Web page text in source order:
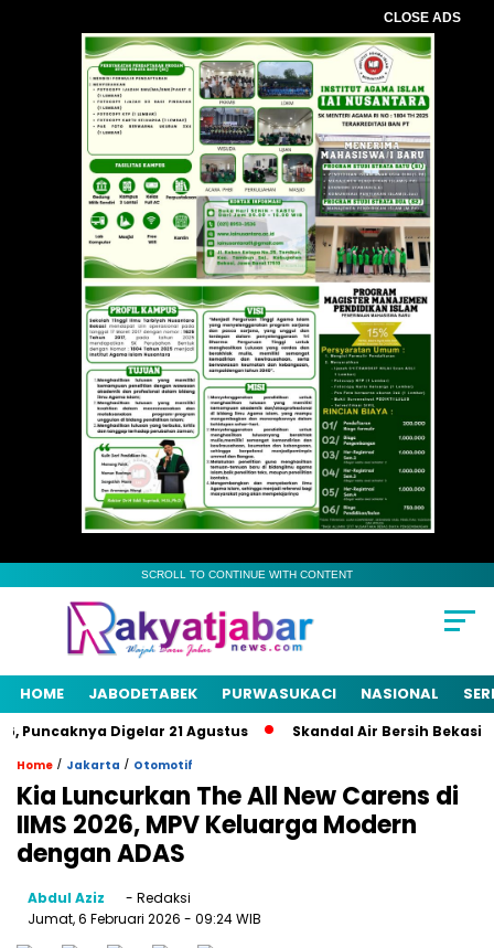
CLOSE ADS
SCROLL TO CONTINUE WITH CONTENT
HOME JABODETABEK PURWASUKACI NASIONAL
Digelar 21 Agustus Skandal Air Bersih Bekasi! 3
Home / Jakarta / Otomotif
Kia Luncurkan The All New Carens di
IIMS 2026, MPV Keluarga Modern
dengan ADAS
Abdul Aziz
- Redaksi
Jumat, 6 Februari 2026 - 09:24 WIB